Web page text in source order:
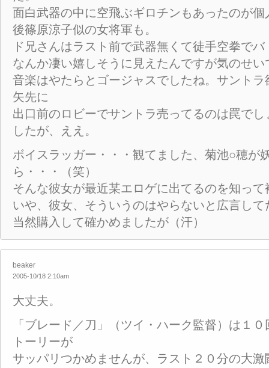
面白武器の中に空飛ぶギロチンもあったのが
後篠原涼子似の女将軍も。
ド兄さんはラスト前で武器無くて徒手空拳で
なんか凄い嬉しそうに見えたんですが気のせ
音楽はやたらとゴージャスでしたね。サント
矢先に
出口前のロビーでサントラ売ってるのは罠で
したが、ええ。
ボイスラッガー・・・観てました、菊池○穂が
ら・・・（笑）
そんな彼女が最近某エロゲに出てるのを知っ
いや、彼女、そういうのはやらないと広言し
当然購入して確かめましたが（汗）
beaker
2005-10/18 2:10am
大丈夫。
「ブレード／刀」（ツイ・ハーク監督）は１
トーリーが
サッパリつかめませんが、ラスト２０分の大